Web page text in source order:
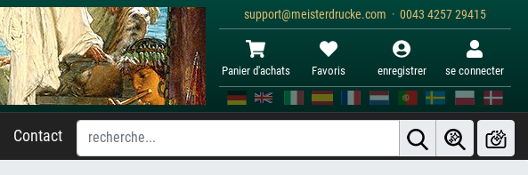
support@meisterdrucke.com · 0043 4257 29415
Panier d'achats Favoris enregistrer se connecter
Contact